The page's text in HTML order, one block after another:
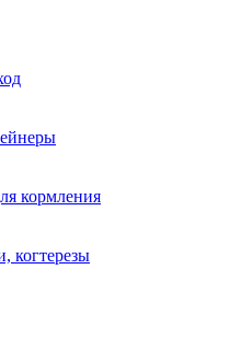
кормления
когтерезы